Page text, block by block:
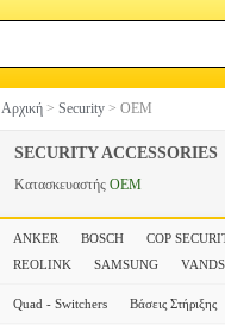
Αρχική > Security > OEM
SECURITY ACCESSORIES
Κατασκευαστής OEM
ANKER BOSCH COP
REOLINK
SAMSUNG
Quad - Switchers Βάσεις Στήριξης